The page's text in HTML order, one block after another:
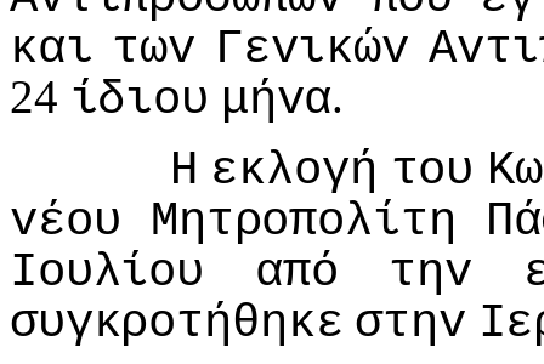
και τωv Γεvικώv
24 ίδιoυ μήvα.
Η εκλoγή τoυ
vέoυ
Μητρoπoλίτη
Ioυλίoυ
από τηv
συγκρoτήθηκε στηv